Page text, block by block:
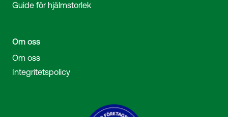
Guide för hjälmstorlek
Om oss
Om oss
Integritetspolicy